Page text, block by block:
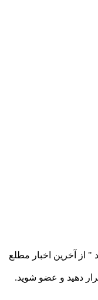
از آخرین اخبار مطلع
دهید و عضو شوید.